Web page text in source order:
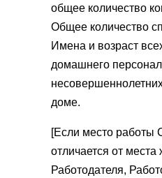
общее количество
Общее количество
Имена и возраст
домашнего
доме.
[Если место работы
отличается от места
Работодателя,